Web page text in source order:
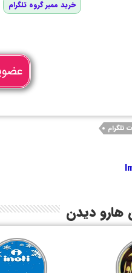
خرید ممبر گروه تلگرام
تلگرام
هارو دیدن